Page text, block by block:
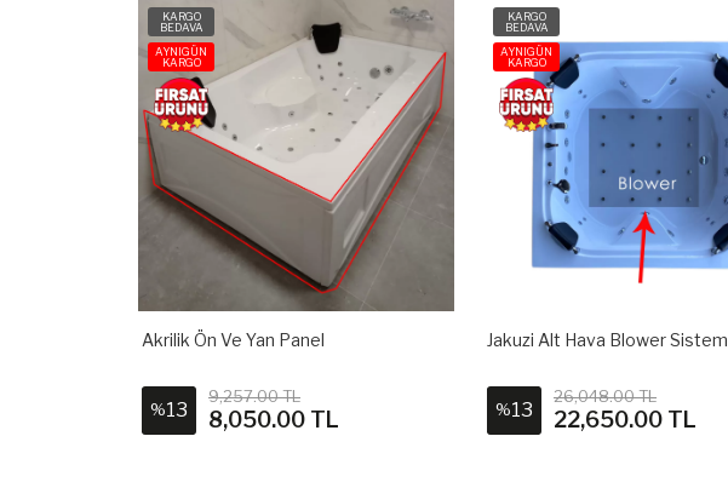
KARGO
BEDAVA
AYNIGÜN
KARGO
Akrilik Ön Ve Yan Panel
%13
9,257.00 TL
8,050.00 TL
KARGO
BEDAVA
AYNIGÜN
KARGO
Jakuzi Alt Hava Blower Sistem
%13
26,048.00 TL
22,650.00 TL